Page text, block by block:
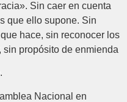
Sin caer en cuenta
que ello supone. Sin
hace, sin reconocer los
sin propósito de enmienda
Nacional en